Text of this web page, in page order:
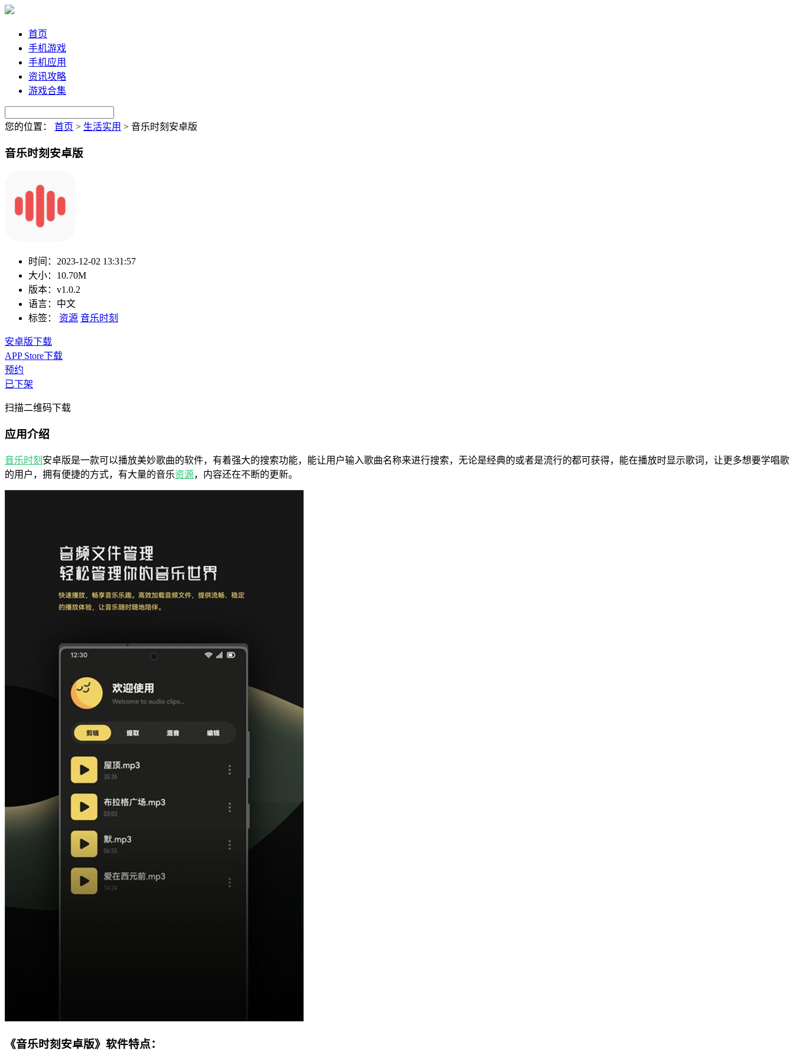
首页
手机游戏
手机应用
资讯攻略
游戏合集
您的位置： 首页 > 生活实用 > 音乐时刻安卓版
音乐时刻安卓版
时间： 2023-12-02 13:31:57
大小： 10.70M
版本： v1.0.2
语言： 中文
标签：
资源 音乐时刻
安卓版下载
APP Store下载
预约
已下架
扫描二维码下载
应用介绍
音乐时刻 安卓版是一款可以播放美妙歌曲的软件，有着强大的搜索功能，能让用户输入歌曲名称来进行搜索，无论是经典的或者是流行的都可获得，能在播放时显示歌词，让更多想要学唱歌
的用户，拥有便捷的方式，有大量的音乐资源，内容还在不断的更新。
《音乐时刻安卓版》软件特点：